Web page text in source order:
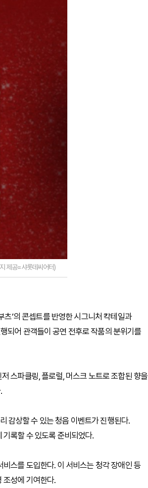
제공=샤롯데씨어터)
츠’의 콘셉트를 반영한 시그니처 칵테일과
되어 관객들이 공연 전후로 작품의 분위기를
스파클링, 플로럴, 머스크 노트로 조합된 향을
감상할 수 있는 청음 이벤트가 진행된다.
기록할 수 있도록 준비되었다.
스를 도입한다. 이 서비스는 청각 장애인 등
조성에 기여한다.